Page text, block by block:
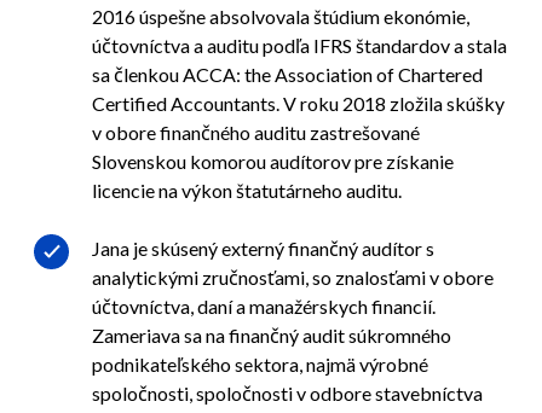
2016 úspešne absolvovala štúdium ekonómie,
účtovníctva a auditu podľa IFRS štandardov a stala
sa členkou ACCA: the Association of Chartered
Certified Accountants. V roku 2018 zložila skúšky
v obore finančného auditu zastrešované
Slovenskou komorou audítorov pre získanie
licencie na výkon štatutárneho auditu.
Jana je skúsený externý finančný audítor s
analytickými zručnosťami, so znalosťami v obore
účtovníctva, daní a manažérskych financií.
Zameriava sa na finančný audit súkromného
podnikateľského sektora, najmä výrobné
spoločnosti, spoločnosti v odbore stavebníctva